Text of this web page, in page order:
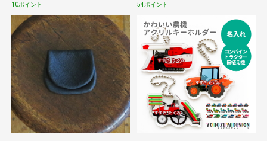
10ポイント 54ポイント